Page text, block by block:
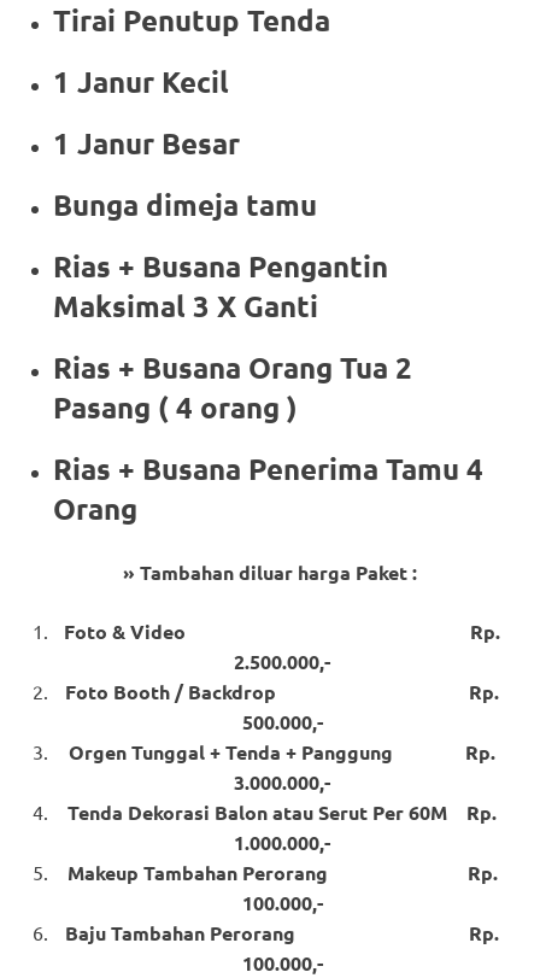
Tirai Penutup Tenda
1 Janur Kecil
1 Janur Besar
Bunga dimeja tamu
Rias + Busana Pengantin
Maksimal 3 X Ganti
Rias + Busana Orang Tua 2
Pasang ( 4 orang )
Rias + Busana Penerima Tamu 4
Orang
» Tambahan diluar harga Paket :
Foto & Video Rp.
2.500.000,-
Foto Booth / Backdrop Rp.
500.000,-
Orgen Tunggal + Tenda + Panggung Rp.
3.000.000,-
Tenda Dekorasi Balon atau Serut Per 60M Rp.
1.000.000,-
Makeup Tambahan Perorang Rp.
100.000,-
Baju Tambahan Perorang Rp.
100.000,-